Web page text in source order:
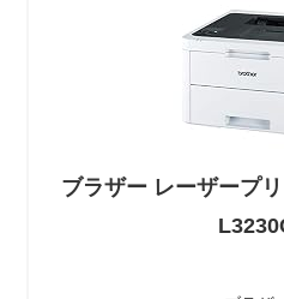
ブラザー レーザープ